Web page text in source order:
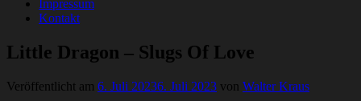
Impressum
Kontakt
Little Dragon – Slugs Of Love
Veröffentlicht am 6. Juli 20236. Juli 2023 von Walter Kraus